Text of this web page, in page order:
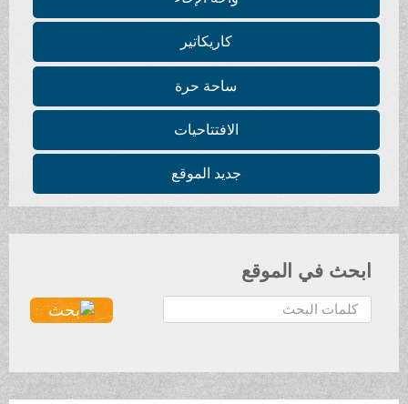
كاريكاتير
ساحة حرة
الافتتاحيات
جديد الموقع
ابحث في الموقع
ح
ث